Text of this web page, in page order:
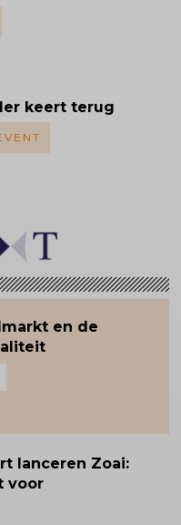
keert terug
en de
lanceren Zoai:
voor